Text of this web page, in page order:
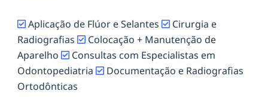
Aplicação de Flúor e Selantes
Cirurgia e
Radiografias
Colocação + Manutenção de
Aparelho
Consultas com Especialistas em
Odontopediatria
Documentação e Radiografias
Ortodônticas